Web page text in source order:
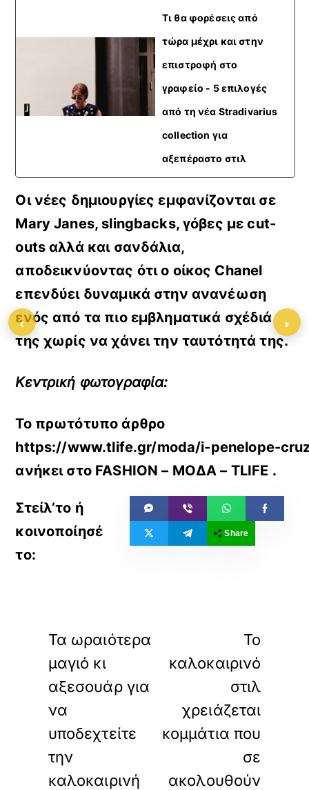
Τι θα φορέσεις από
τώρα μέχρι και στην
επιστροφή στο
γραφείο - 5 επιλογές
από τη νέα Stradivarius
collection για
αξεπέραστο στιλ
Οι νέες δημιουργίες εμφανίζονται σε
MaryJanes,slingbacks, γόβες μεcut-
outs αλλά και σανδάλια,
αποδεικνύοντας ότι ο οίκος Chanel
επενδύει δυναμικά στην ανανέωση
ενός από τα πιο εμβληματικά σχέδιά
της χωρίς να χάνει την ταυτότητά της.
Κεντρική φωτογραφία:
Το πρωτότυπο άρθρο
https://www.tlife.gr/moda/i-penelope-
ανήκει στο FASHION – ΜΟΔΑ – TLIFE .
Share
Τα ωραιότερα
μαγιό κι
αξεσουάρ για
να
υποδεχτείτε
την
καλοκαιρινή
Το
καλοκαιρινό
στιλ
χρειάζεται
κομμάτια που
σε
ακολουθούν
‹ ›